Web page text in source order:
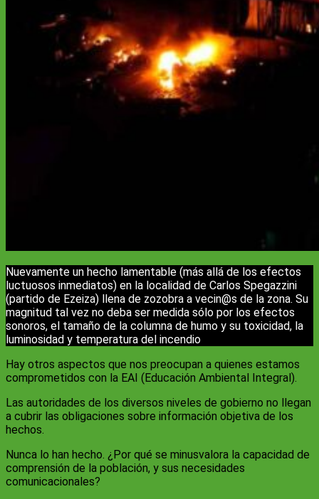
Nuevamente un hecho lamentable (más allá de los efectos
luctuosos inmediatos) en la localidad de Carlos Spegazzini
(partido de Ezeiza) llena de zozobra a vecin@s de la zona. Su
magnitud tal vez no deba ser medida sólo por los efectos
sonoros, el tamaño de la columna de humo y su toxicidad, la
luminosidad y temperatura del incendio
Hay otros aspectos que nos preocupan a quienes estamos
comprometidos con la EAI (Educación Ambiental Integral).
Las autoridades de los diversos niveles de gobierno no llegan
a cubrir las obligaciones sobre información objetiva de los
hechos.
Nunca lo han hecho. ¿Por qué se minusvalora la capacidad de
comprensión de la población, y sus necesidades
comunicacionales?